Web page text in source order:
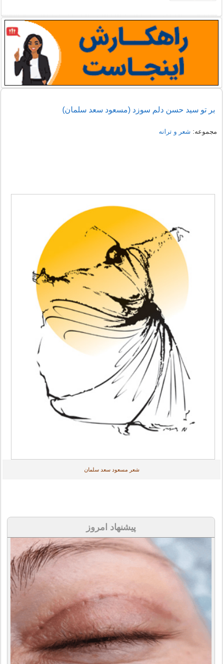
بر تو سید حسن دلم سوزد (مسعود سعد سلمان)
مجموعه: شعر و ترانه
شعر مسعود سعد سلمان
پیشنهاد امروز